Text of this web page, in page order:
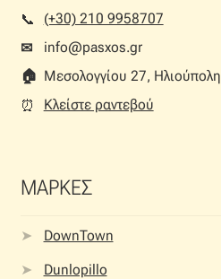
📞︎
(+30) 210 9958707
✉
info@pasxos.gr
🏠︎ Μεσολογγίου 27, Ηλιούπολη
⏰︎
Κλείστε ραντεβού
ΜΑΡΚΕΣ
DownTown
Dunlopillo